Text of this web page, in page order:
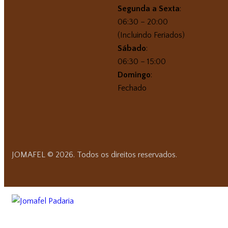
Segunda a Sexta:
06:30 – 20:00
(Incluindo Feriados)
Sábado:
06:30 – 15:00
Domingo:
Fechado
JOMAFEL © 2026. Todos os direitos reservados.